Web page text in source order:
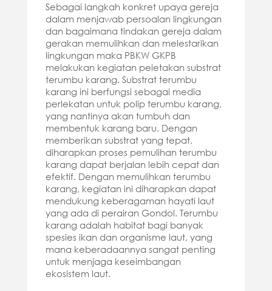
Sebagai langkah konkret upaya gereja
dalam menjawab persoalan lingkungan
dan bagaimana tindakan gereja dalam
gerakan memulihkan dan melestarikan
lingkungan maka PBKW GKPB
melakukan kegiatan peletakan substrat
terumbu karang. Substrat terumbu
karang ini berfungsi sebagai media
perlekatan untuk polip terumbu karang,
yang nantinya akan tumbuh dan
membentuk karang baru. Dengan
memberikan substrat yang tepat,
diharapkan proses pemulihan terumbu
karang dapat berjalan lebih cepat dan
efektif. Dengan memulihkan terumbu
karang, kegiatan ini diharapkan dapat
mendukung keberagaman hayati laut
yang ada di perairan Gondol. Terumbu
karang adalah habitat bagi banyak
spesies ikan dan organisme laut, yang
mana keberadaannya sangat penting
untuk menjaga keseimbangan
ekosistem laut.